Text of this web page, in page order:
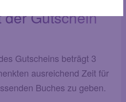
Gutschein
Gutscheins beträgt 3
ausreichend Zeit für
Buches zu geben.